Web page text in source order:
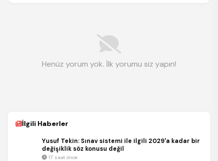
Henüz yorum yok. İlk yorumu siz yapın!
İlgili Haberler
Yusuf Tekin: Sınav sistemi ile ilgili 2029'a kadar bir
değişiklik söz konusu değil
17 saat önce